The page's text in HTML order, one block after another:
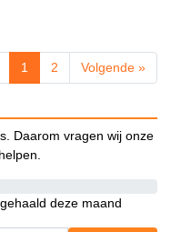
1 2 Volgende »
Daarom vragen wij onze
deze maand